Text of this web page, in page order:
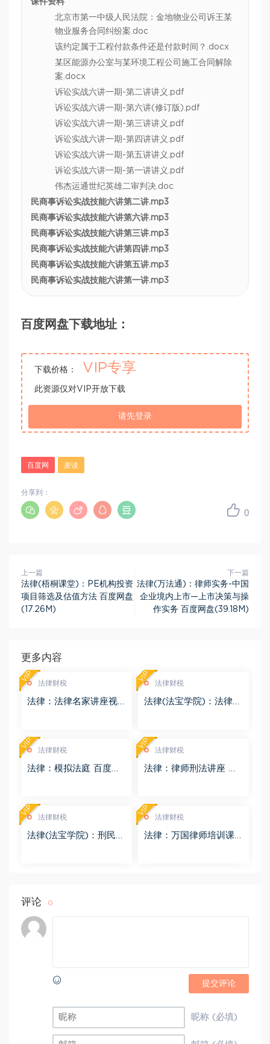
北京市第一中级人民法院：金地物业公司诉王某
物业服务合同纠纷案.doc
该约定属于工程付款条件还是付款时间？.docx
某区能源办公室与某环境工程公司施工合同解除
案.docx
诉讼实战六讲一期-第二讲讲义.pdf
诉讼实战六讲一期-第六讲(修订版).pdf
诉讼实战六讲一期-第三讲讲义.pdf
诉讼实战六讲一期-第四讲讲义.pdf
诉讼实战六讲一期-第五讲讲义.pdf
诉讼实战六讲一期-第一讲讲义.pdf
伟杰运通世纪英雄二审判决.doc
民商事诉讼实战技能六讲第二讲.mp3
民商事诉讼实战技能六讲第六讲.mp3
民商事诉讼实战技能六讲第三讲.mp3
民商事诉讼实战技能六讲第四讲.mp3
民商事诉讼实战技能六讲第五讲.mp3
民商事诉讼实战技能六讲第一讲.mp3
百度网盘下载地址：
下载价格： VIP专享
此资源仅对VIP开放下载
请先登录
百度网 麦读
0
分享到：
上一篇
法律(梧桐课堂)：PE机构投资
项目筛选及估值方法 百度网盘
(17.26M)
下一篇
法律(万法通)：律师实务-中国
企业境内上市—上市决策与操
作实务 百度网盘(39.18M)
更多内容
法律财税
法律：法律名家讲座视
VIP 法律财税
法律(法宝学院)：法律信
VIP
法律财税
法律：模拟法庭 百度网
VIP 法律财税
法律：律师刑法讲座 百
VIP
法律财税
法律(法宝学院)：刑民交
VIP 法律财税
法律：万国律师培训课
VIP
评论 0
提交评论
昵称 (必填)